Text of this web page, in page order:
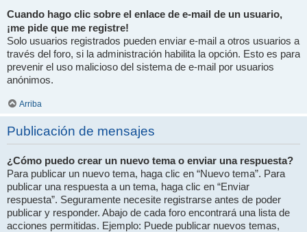
Cuando hago clic sobre el enlace de e-mail de un usuario,
¡me pide que me registre!
Solo usuarios registrados pueden enviar e-mail a otros usuarios a
través del foro, si la administración habilita la opción. Esto es para
prevenir el uso malicioso del sistema de e-mail por usuarios
anónimos.
Arriba
Publicación de mensajes
¿Cómo puedo crear un nuevo tema o enviar una respuesta?
Para publicar un nuevo tema, haga clic en “Nuevo tema”. Para
publicar una respuesta a un tema, haga clic en “Enviar
respuesta”. Seguramente necesite registrarse antes de poder
publicar y responder. Abajo de cada foro encontrará una lista de
acciones permitidas. Ejemplo: Puede publicar nuevos temas,